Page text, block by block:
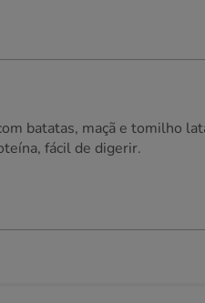
batatas, maçã e tomilho
fácil de digerir.